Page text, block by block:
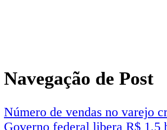
Navegação de Post
Número de vendas no varejo
Governo federal libera R$ 1,5